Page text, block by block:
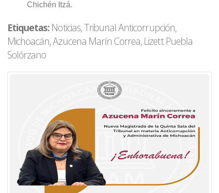
Chichén Itzá.
Etiquetas: Noticias, Tribunal Anticorrupción,
Michoacán, Azucena Marín Correa, Lizett Puebla
Solórzano